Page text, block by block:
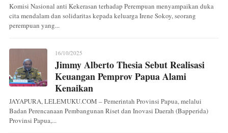
Komisi Nasional anti Kekerasan terhadap Perempuan menyampaikan duka
cita mendalam dan solidaritas kepada keluarga Irene Sokoy, seorang
perempuan yang...
16/10/2025
Jimmy Alberto Thesia Sebut Realisasi
Keuangan Pemprov Papua Alami
Kenaikan
JAYAPURA, LELEMUKU.COM – Pemerintah Provinsi Papua, melalui
Badan Perencanaan Pembangunan Riset dan Inovasi Daerah (Bapperida)
Provinsi Papua,...